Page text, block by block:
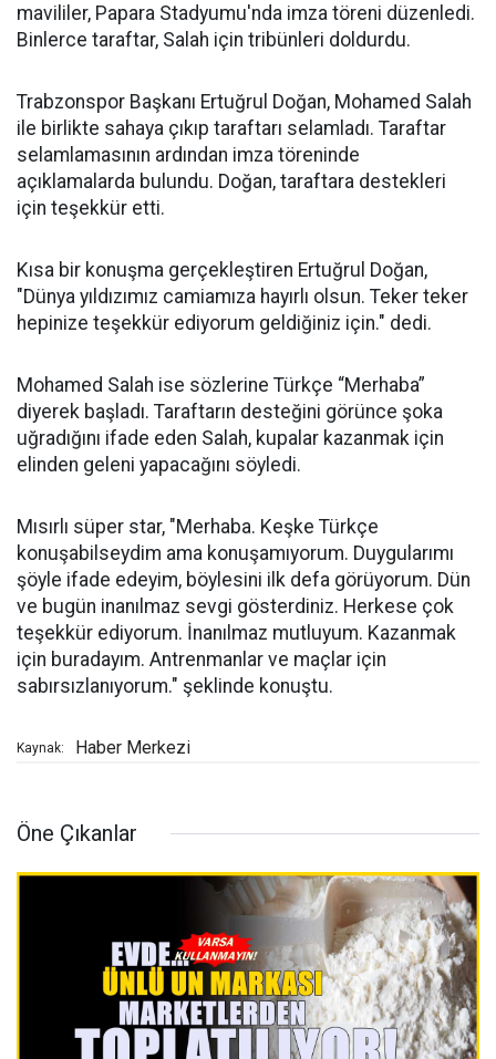
mavililer, Papara Stadyumu'nda imza töreni düzenledi.
Binlerce taraftar, Salah için tribünleri doldurdu.
Trabzonspor Başkanı Ertuğrul Doğan, Mohamed Salah
ile birlikte sahaya çıkıp taraftarı selamladı. Taraftar
selamlamasının ardından imza töreninde
açıklamalarda bulundu. Doğan, taraftara destekleri
için teşekkür etti.
Kısa bir konuşma gerçekleştiren Ertuğrul Doğan,
"Dünya yıldızımız camiamıza hayırlı olsun. Teker teker
hepinize teşekkür ediyorum geldiğiniz için." dedi.
Mohamed Salah ise sözlerine Türkçe “Merhaba”
diyerek başladı. Taraftarın desteğini görünce şoka
uğradığını ifade eden Salah, kupalar kazanmak için
elinden geleni yapacağını söyledi.
Mısırlı süper star, "Merhaba. Keşke Türkçe
konuşabilseydim ama konuşamıyorum. Duygularımı
şöyle ifade edeyim, böylesini ilk defa görüyorum. Dün
ve bugün inanılmaz sevgi gösterdiniz. Herkese çok
teşekkür ediyorum. İnanılmaz mutluyum. Kazanmak
için buradayım. Antrenmanlar ve maçlar için
sabırsızlanıyorum." şeklinde konuştu.
Kaynak: Haber Merkezi
Öne Çıkanlar